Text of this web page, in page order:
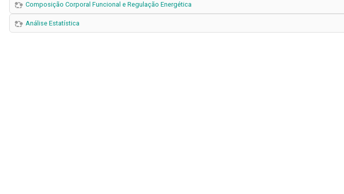
Composição Corporal Funcional e Regulação Energética
Análise Estatística